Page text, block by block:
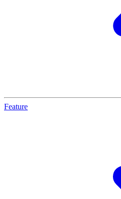
Feature